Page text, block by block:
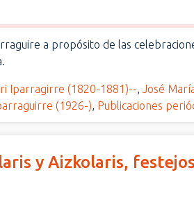
a propósito de las
Iparragirre (1820-1881)--,José
(1926-), Publicaciones
y Aizkolaris,